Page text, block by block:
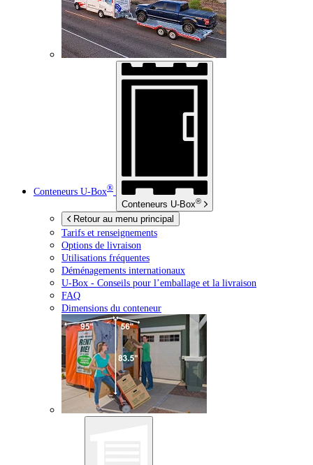
Conteneurs U-Box®
Conteneurs U-Box®
Retour au menu principal
Tarifs et renseignements
Options de livraison
Utilisations fréquentes
Déménagements internationaux
U-Box - Conseils pour l’emballage et la livraison
FAQ
Dimensions du conteneur